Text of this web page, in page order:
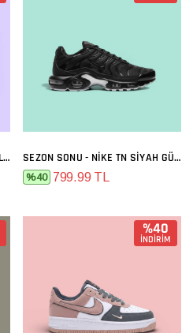
SEZON SONU - ADIDAS NOVA FULL BEYAZ SEZON SONU - NIKE TN SIYAH GÜMÜŞ
%40 799.99 TL
%40
İNDİRİM